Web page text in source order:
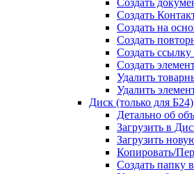
Создать
Создать
Создать на
Создать
Создать ссылку
Создать
Удалить
Удалить
Диск (только для Б24)
Детально об
Загрузить в
Загрузить
Копировать/
Создать папку